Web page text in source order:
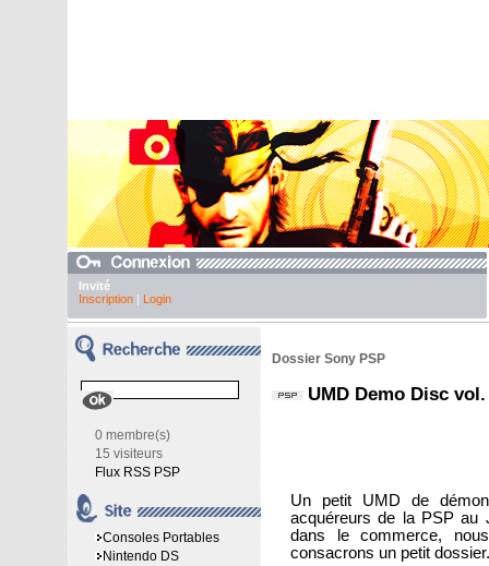
Invité
Inscription| Login
0 membre(s)
15 visiteurs
Flux RSS PSP
Consoles Portables
Nintendo DS
Dossier Sony PSP
UMD Demo Disc vol.
Un petit UMD de
acquéreurs de la PSP au
dans le commerce,
consacrons un petit dossier.